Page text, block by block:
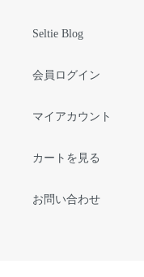
Seltie Blog
会員ログイン
マイアカウント
カートを見る
お問い合わせ